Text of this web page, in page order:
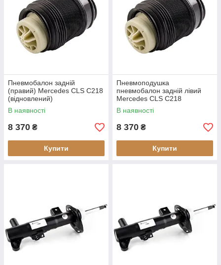
Пневмобалон задній
(правий) Mercedes CLS C218
(відновлений)
В наявності
8 370 ₴
Купити
Пневмоподушка
пневмобалон задній лівий
Mercedes CLS C218
(відновлений)
В наявності
8 370 ₴
Купити